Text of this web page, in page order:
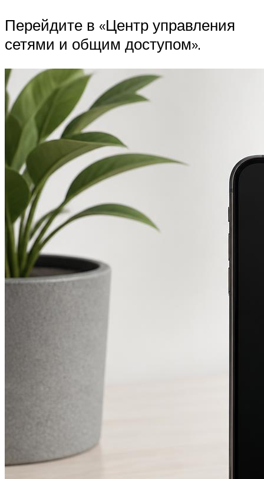
Перейдите в «Центр управления
сетями и общим доступом».